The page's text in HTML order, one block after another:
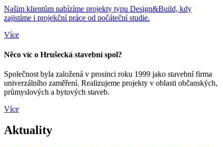
Našim klientům nabízíme projekty typu Design&Build, kdy
zajistíme i projekční práce od počáteční studie.
Více
Něco víc o Hrušecká stavební spol?
Společnost byla založená v prosinci roku 1999 jako stavební firma
univerzálního zaměření. Realizujeme projekty v oblasti občanských,
průmyslových a bytových staveb.
Více
Aktuality